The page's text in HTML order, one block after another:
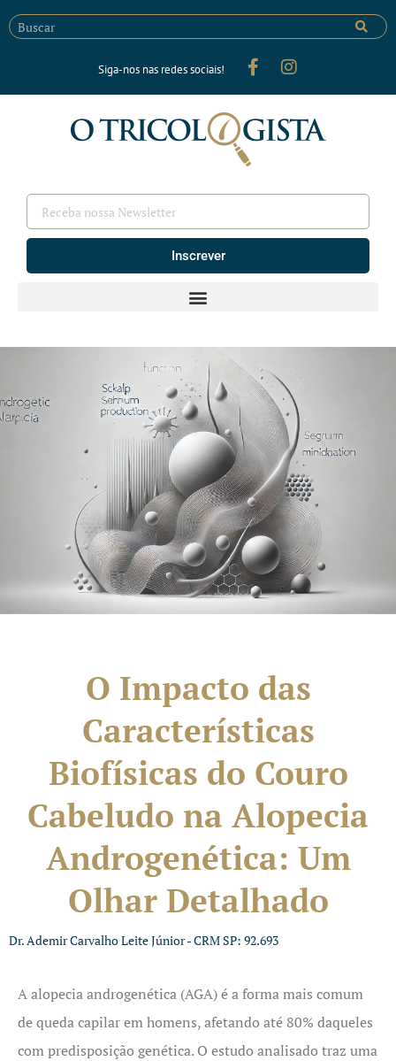
Siga-nos nas redes sociais!
Inscrever
O Impacto das
Características
Biofísicas do Couro
Cabeludo na Alopecia
Androgenética: Um
Olhar Detalhado
Dr. Ademir Carvalho Leite Júnior - CRM SP: 92.693
A alopecia androgenética (AGA) é a forma mais comum
de queda capilar em homens, afetando até 80% daqueles
com predisposição genética. O estudo analisado traz uma